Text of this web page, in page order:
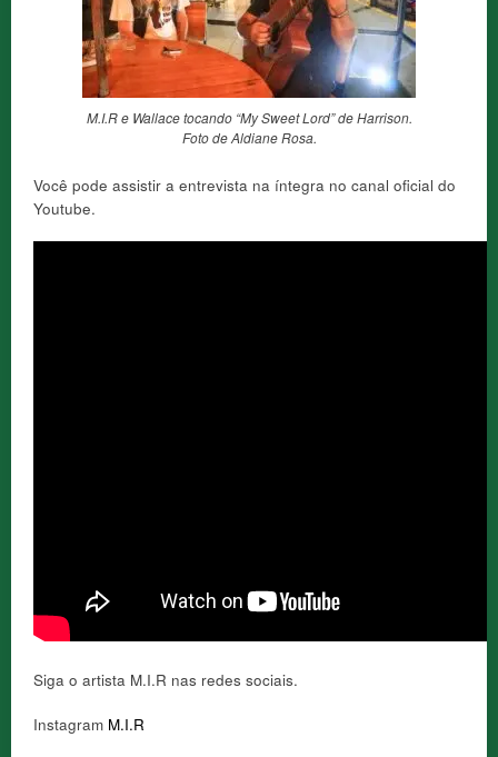
M.I.R e Wallace tocando “My Sweet Lord” de Harrison.
Foto de Aldiane Rosa.
Você pode assistir a entrevista na íntegra no canal oficial do
Youtube.
Siga o artista M.I.R nas redes sociais.
Instagram M.I.R